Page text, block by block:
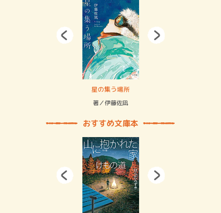
星の集う場所
著／伊藤佐凪
おすすめ文庫本